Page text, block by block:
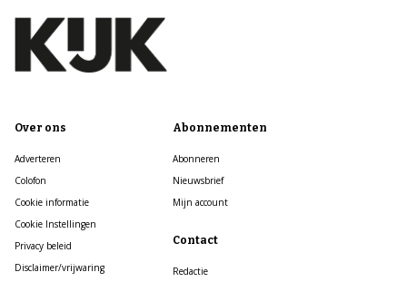
Over ons
Adverteren
Colofon
Cookie informatie
Cookie Instellingen
Privacy beleid
Disclaimer/vrijwaring
Abonnementen
Abonneren
Nieuwsbrief
Mijn account
Contact
Redactie